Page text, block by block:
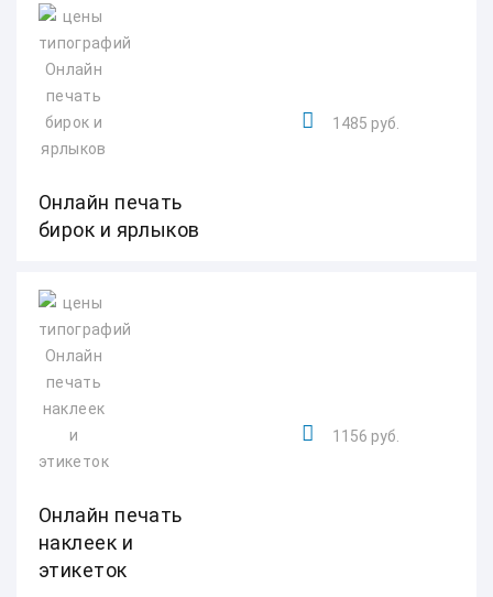
Онлайн печать
бирок и ярлыков
1485 руб.
Онлайн печать
наклеек и
этикеток
1156 руб.